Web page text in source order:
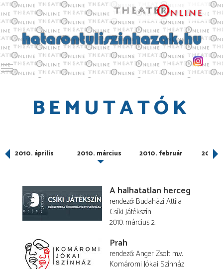
Toggle main menu visibility
BEMUTATÓK
2010. április 2010. március 2010. február 2010.
A halhatatlan herceg
rendező Budaházi Attila
Csíki Játékszín
2010. március 2.
Prah
rendező Anger Zsolt m.v.
Komáromi Jókai Színház